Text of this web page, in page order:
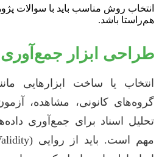
انتخاب روش مناسب باید با سوالات
هم‌راستا باشد.
طراحی ابزار جمع‌آوری
انتخاب یا ساخت ابزارهایی
گروه‌های کانونی، مشاهده،
تحلیل اسناد برای جمع‌آوری